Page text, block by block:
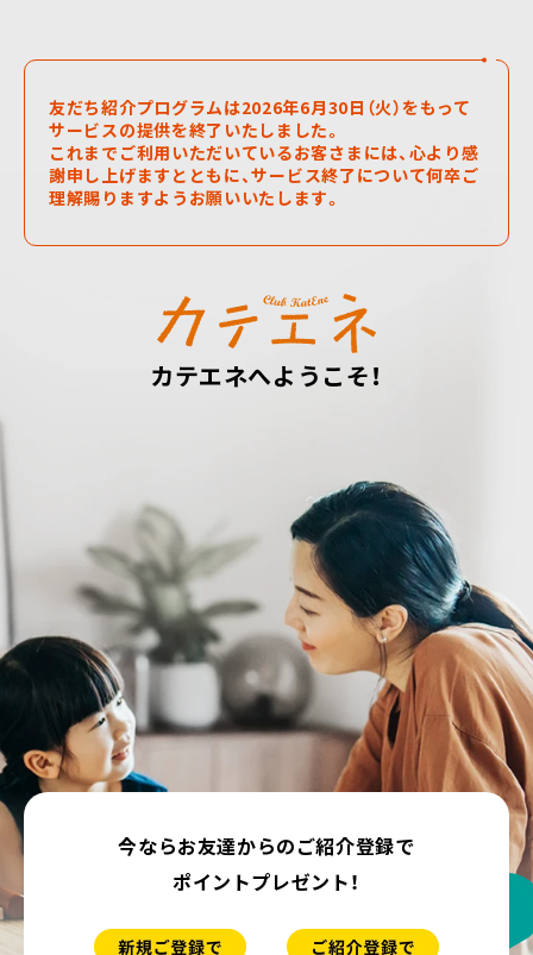
友だち紹介プログラムは2026年6月30日（火）をもって
サービスの提供を終了いたしました。
これまでご利用いただいているお客さまには、心より感
謝申し上げますとともに、サービス終了について何卒ご
理解賜りますようお願いいたします。
カテエネへようこそ！
今ならお友達からのご紹介登録で
ポイントプレゼント！